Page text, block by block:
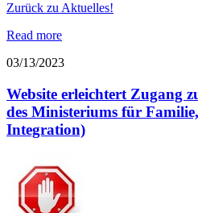
Zurück zu Aktuelles!
Read more
03/13/2023
Website erleichtert Zugang
des Ministeriums für
Integration)